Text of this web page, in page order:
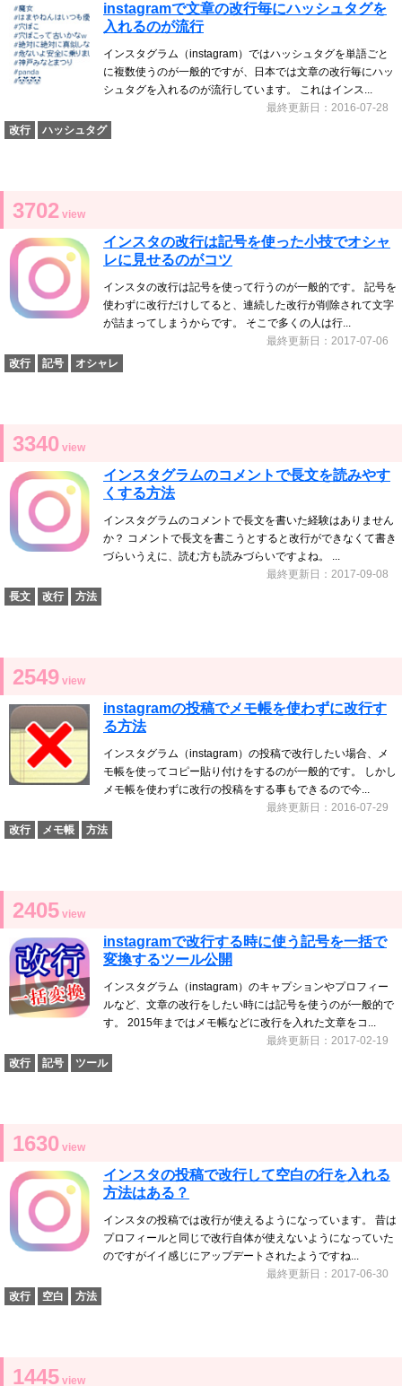
instagramで文章の改行毎にハッシュタグを
入れるのが流行
インスタグラム（instagram）ではハッシュタグを単語ごと
に複数使うのが一般的ですが、日本では文章の改行毎にハッ
シュタグを入れるのが流行しています。 これはインス...
最終更新日：2016-07-28
改行
ハッシュタグ
3702 view
インスタの改行は記号を使った小技でオシャ
レに見せるのがコツ
インスタの改行は記号を使って行うのが一般的です。 記号を
使わずに改行だけしてると、連続した改行が削除されて文字
が詰まってしまうからです。 そこで多くの人は行...
最終更新日：2017-07-06
改行
記号 オシャレ
3340 view
インスタグラムのコメントで長文を読みやす
くする方法
インスタグラムのコメントで長文を書いた経験はありません
か？ コメントで長文を書こうとすると改行ができなくて書き
づらいうえに、読む方も読みづらいですよね。 ...
最終更新日：2017-09-08
長文
改行 方法
2549 view
instagramの投稿でメモ帳を使わずに改行す
る方法
インスタグラム（instagram）の投稿で改行したい場合、メ
モ帳を使ってコピー貼り付けをするのが一般的です。 しかし
メモ帳を使わずに改行の投稿をする事もできるので今...
最終更新日：2016-07-29
改行
メモ帳 方法
2405 view
instagramで改行する時に使う記号を一括で
変換するツール公開
インスタグラム（instagram）のキャプションやプロフィー
ルなど、文章の改行をしたい時には記号を使うのが一般的で
す。 2015年まではメモ帳などに改行を入れた文章をコ...
最終更新日：2017-02-19
改行
記号 ツール
1630 view
インスタの投稿で改行して空白の行を入れる
方法はある？
インスタの投稿では改行が使えるようになっています。 昔は
プロフィールと同じで改行自体が使えないようになっていた
のですがイイ感じにアップデートされたようですね...
最終更新日：2017-06-30
改行
空白 方法
1445 view